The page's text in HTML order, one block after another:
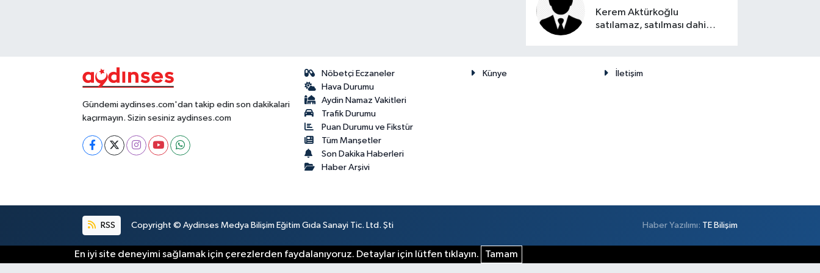
Kerem Aktürkoğlu
satılamaz, satılması dahi
Gündemi aydinses.com'dan takip edin son dakikalari
kaçırmayın. Sizin sesiniz aydinses.com
Nöbetçi Eczaneler
Hava Durumu
Aydin Namaz Vakitleri
Trafik Durumu
Puan Durumu ve Fikstür
Tüm Manşetler
Son Dakika Haberleri
Haber Arşivi
Künye İletişim
RSS Copyright © Aydinses Medya Bilişim Eğitim Gıda Sanayi Tic. Ltd. Şti Haber Yazılımı: TE Bilişim
En iyi site deneyimi sağlamak için çerezlerden faydalanıyoruz. Detaylar için lütfen tıklayın. Tamam